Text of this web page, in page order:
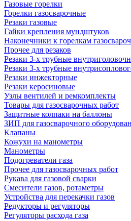
Газовые горелки
Горелки газосварочные
Резаки газовые
Гайки крепления мундштуков
Наконечники к горелкам
Прочее для резаков
Резаки 3-х трубные
Резаки 3-х трубные
Резаки инжекторные
Резаки керосиновые
Узлы вентилей и ремкомплекты
Товары для газосварочных работ
Защитные колпаки на баллоны
ЗИП для газосварочного
Клапаны
Кожухи на манометры
Манометры
Подогреватели газа
Прочее для газосварочных работ
Рукава для газовой сварки
Смесители газов, ротаметры
Устройства для перекачки газов
Редукторы и регуляторы
Регуляторы расхода газа